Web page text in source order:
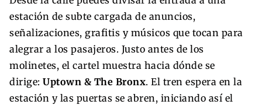
estación de subte cargada de anuncios,
señalizaciones, grafitis y músicos que tocan para
alegrar a los pasajeros. Justo antes de los
molinetes, el cartel muestra hacia dónde se
dirige: Uptown & The Bronx. El tren espera en la
estación y las puertas se abren, iniciando así el